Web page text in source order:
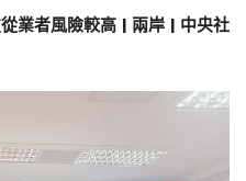
業者風險較高 | 兩岸 | 中央社